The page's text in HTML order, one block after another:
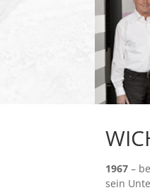
1967 –
sein